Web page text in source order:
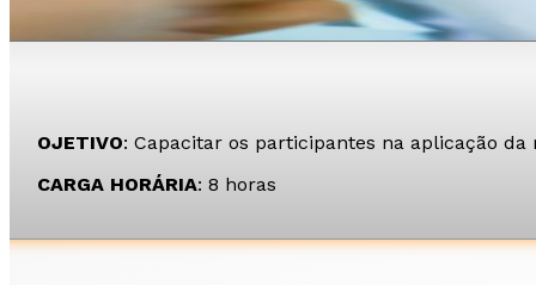
OJETIVO: Capacitar os participantes na aplicação
CARGA HORÁRIA: 8 horas